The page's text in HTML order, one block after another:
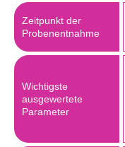
Zeitpunkt der
Probenentnahme
Wichtigste
ausgewertete
Parameter